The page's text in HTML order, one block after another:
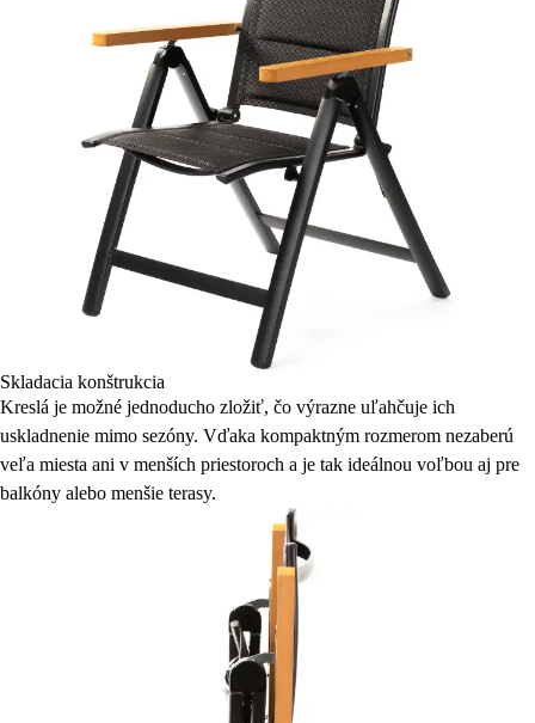
Skladacia konštrukcia
Kreslá je možné jednoducho zložiť, čo výrazne uľahčuje ich
uskladnenie mimo sezóny. Vďaka kompaktným rozmerom nezaberú
veľa miesta ani v menších priestoroch a je tak ideálnou voľbou aj pre
balkóny alebo menšie terasy.